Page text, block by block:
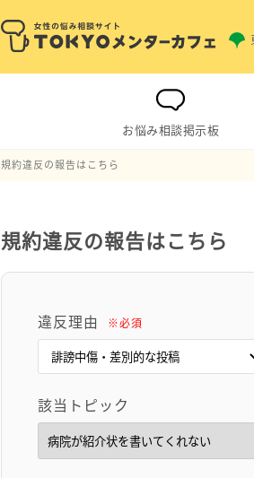
お悩み相談掲示板
規約違反の報告はこちら
規約違反の報告はこちら
違反理由 ※必須
該当トピック